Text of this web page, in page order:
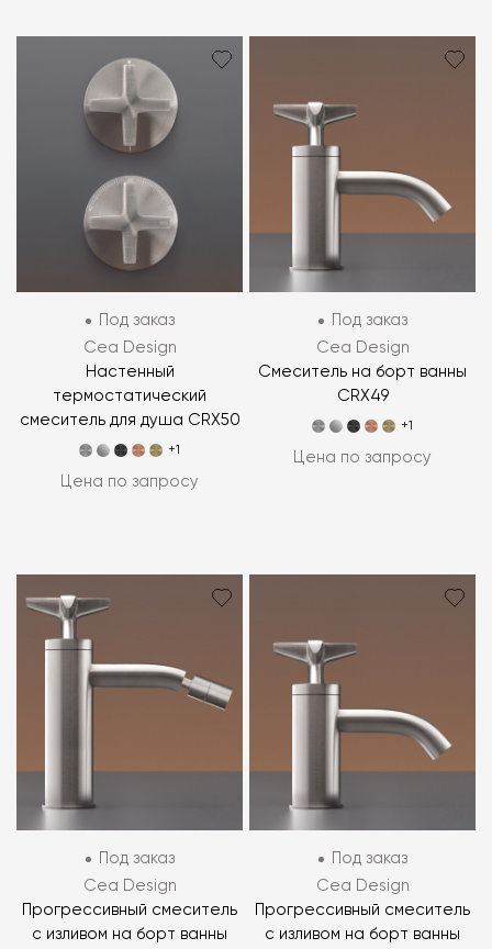
Под заказ
Cea Design
Настенный
термостатический
смеситель для душа CRX50
+1
Цена по запросу
Под заказ
Cea Design
Смеситель на борт ванны
CRX49
+1
Цена по запросу
Под заказ
Cea Design
Прогрессивный смеситель
с изливом на борт ванны
Под заказ
Cea Design
Прогрессивный смеситель
с изливом на борт ванны